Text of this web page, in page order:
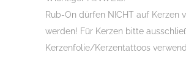
Rub-On dürfen NICHT auf Kerzen
werden! Für Kerzen bitte
Kerzenfolie/Kerzentattoos